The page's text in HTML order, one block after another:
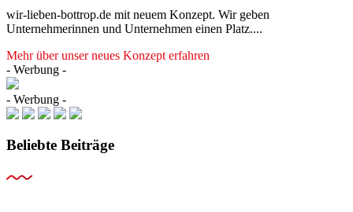
wir-lieben-bottrop.de mit neuem Konzept. Wir geben
Unternehmerinnen und Unternehmen einen Platz....
Mehr über unser neues Konzept erfahren
- Werbung -
- Werbung -
Beliebte Beiträge